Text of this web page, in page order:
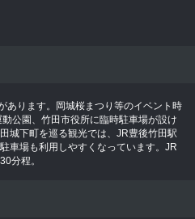
あります。岡城桜まつり等のイベント時
公園、竹田市役所に臨時駐車場が設け
城下町を巡る観光では、JR豊後竹田駅
車場も利用しやすくなっています。JR
分程。